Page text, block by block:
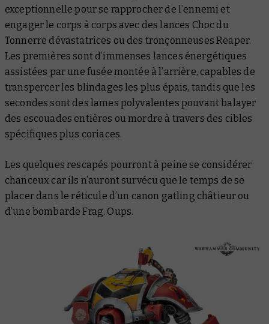
exceptionnelle pour se rapprocher de l’ennemi et
engager le corps à corps avec des lances Choc du
Tonnerre dévastatrices ou des tronçonneuses Reaper.
Les premières sont d’immenses lances énergétiques
assistées par une fusée montée à l’arrière, capables de
transpercer les blindages les plus épais, tandis que les
secondes sont des lames polyvalentes pouvant balayer
des escouades entières ou mordre à travers des cibles
spécifiques plus coriaces.
Les quelques rescapés pourront à peine se considérer
chanceux car ils n’auront survécu que le temps de se
placer dans le réticule d’un canon gatling châtieur ou
d’une bombarde Frag. Oups.